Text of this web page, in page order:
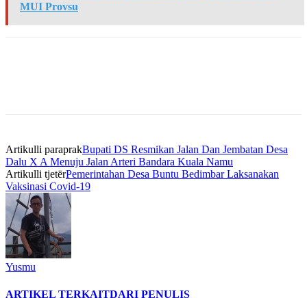
MUI Provsu
Artikulli paraprakBupati DS Resmikan Jalan Dan Jembatan Desa
Dalu X A Menuju Jalan Arteri Bandara Kuala Namu
Artikulli tjetërPemerintahan Desa Buntu Bedimbar Laksanakan
Vaksinasi Covid-19
Yusmu
ARTIKEL TERKAITDARI PENULIS